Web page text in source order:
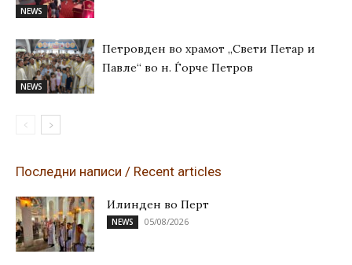
NEWS
NEWS
Петровден во храмот „Свети Петар и
Павле“ во н. Ѓорче Петров
Последни написи / Recent articles
Илинден во Перт
NEWS 05/08/2026